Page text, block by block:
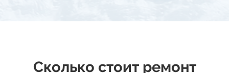
Сколько стоит ремонт